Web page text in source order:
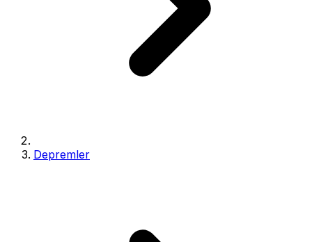
Depremler